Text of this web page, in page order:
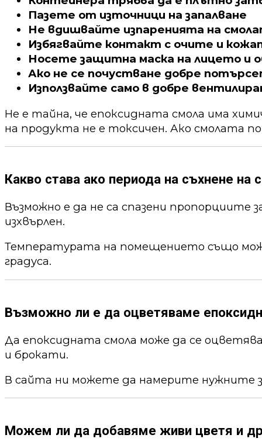
Пазете от източници на запалване
Не вдишвайте изпаренията на
Избягвайте контакт с очите и
Носете защитна маска на лицето и
Ако не се почустване добре
Използвайте само в добре
Не е тайна, че епоксидната смола има
на продукта не е токсичен. Ако смолата
Какво става ако периода на съхнене
Възможно е да не са спазени пропорциите
изхвърлен.
Температурата на помещението също
градуса.
Възможно ли е да оцветяваме
Да епоксидната смола може да се
и брокати.
В сайта ни можете да намерите нужните
Можем ли да добавяме живи цветя и